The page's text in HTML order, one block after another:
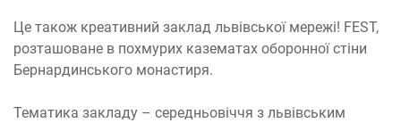
Це також креативний заклад львівської мережі! FEST,
розташоване в похмурих казематах оборонної стіни
Бернардинського монастиря.
Тематика закладу – середньовіччя з львівським